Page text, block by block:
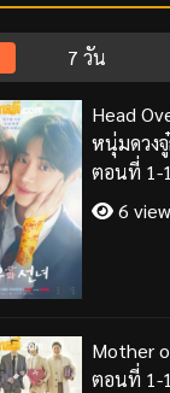
7 วัน
Head
หนุ่มดวง
ตอนที่ 1-
6
Mother
ตอนที่ 1-